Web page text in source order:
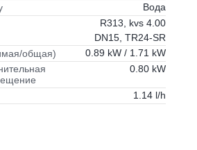
Вода
R313, kvs 4.00
DN15, TR24-SR
общая)
0.89 kW / 1.71 kW
0.80 kW
1.14 l/h